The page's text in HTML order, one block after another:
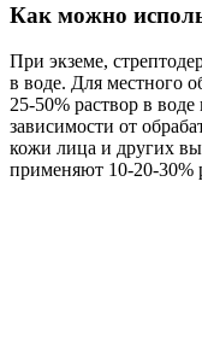
Как можно
При экземе,
в воде. Для местного
25-50% раствор в
зависимости от
кожи лица и других
применяют 10-20-30%